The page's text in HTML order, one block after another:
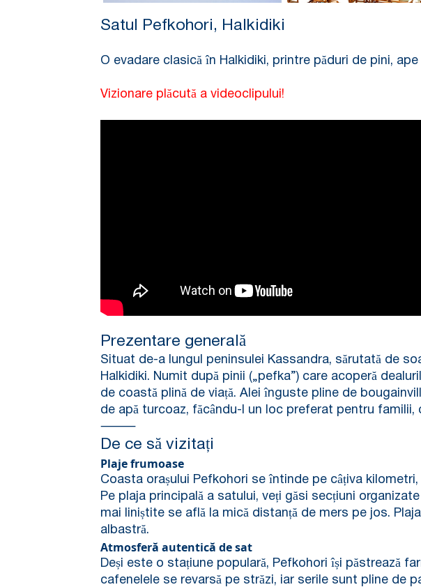
Satul Pefkohori, Halkidiki
O evadare clasică în Halkidiki, printre păduri de pini,
Vizionare plăcută a videoclipului!
Prezentare generală
Situat de-a lungul peninsulei Kassandra, sărutată de
Halkidiki. Numit după pinii („pefka”) care acoperă
de coastă plină de viață. Alei înguste pline de
de apă turcoaz, făcându-l un loc preferat pentru familii,
⸻
De ce să vizitați
Plaje frumoase
Coasta orașului Pefkohori se întinde pe câțiva
Pe plaja principală a satului, veți găsi secțiuni
mai liniștite se află la mică distanță de mers pe jos.
albastră.
Atmosferă autentică de sat
Deși este o stațiune populară, Pefkohori își păstrează
cafenelele se revarsă pe străzi, iar serile sunt pline de